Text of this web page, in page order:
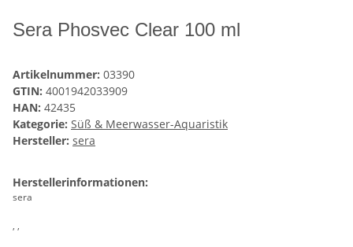
Sera Phosvec Clear 100 ml
Artikelnummer: 03390
GTIN: 4001942033909
HAN: 42435
Kategorie: Süß & Meerwasser-Aquaristik
Hersteller: sera
Herstellerinformationen:
sera
, ,